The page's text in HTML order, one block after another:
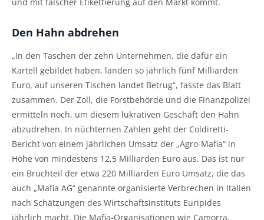
und mit falscher Etikettierung auf den Markt kommt.
Den Hahn abdrehen
„In den Taschen der zehn Unternehmen, die dafür ein
Kartell gebildet haben, landen so jährlich fünf Milliarden
Euro, auf unseren Tischen landet Betrug“, fasste das Blatt
zusammen. Der Zoll, die Forstbehörde und die Finanzpolizei
ermitteln noch, um diesem lukrativen Geschäft den Hahn
abzudrehen. In nüchternen Zahlen geht der Coldiretti-
Bericht von einem jährlichen Umsatz der „Agro-Mafia“ in
Höhe von mindestens 12,5 Milliarden Euro aus. Das ist nur
ein Bruchteil der etwa 220 Milliarden Euro Umsatz, die das
auch „Mafia AG“ genannte organisierte Verbrechen in Italien
nach Schätzungen des Wirtschaftsinstituts Euripides
jährlich macht. Die Mafia-Organisationen wie Camorra,